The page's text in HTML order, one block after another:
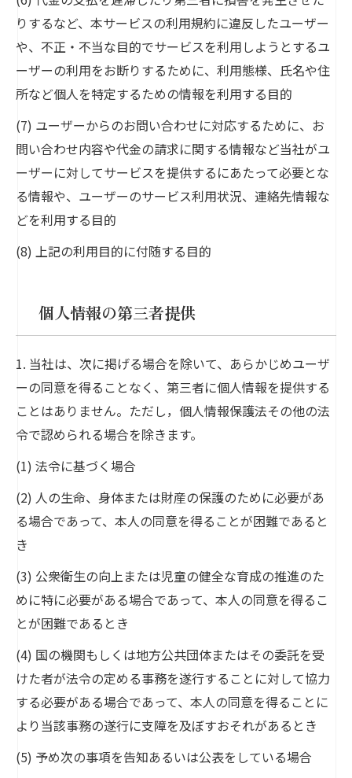
りするなど、本サービスの利用規約に違反したユーザー
や、不正・不当な目的でサービスを利用しようとするユ
ーザーの利用をお断りするために、利用態様、氏名や住
所など個人を特定するための情報を利用する目的
(7) ユーザーからのお問い合わせに対応するために、お
問い合わせ内容や代金の請求に関する情報など当社がユ
ーザーに対してサービスを提供するにあたって必要とな
る情報や、ユーザーのサービス利用状況、連絡先情報な
どを利用する目的
(8) 上記の利用目的に付随する目的
個人情報の第三者提供
1. 当社は、次に掲げる場合を除いて、あらかじめユーザ
ーの同意を得ることなく、第三者に個人情報を提供する
ことはありません。ただし，個人情報保護法その他の法
令で認められる場合を除きます。
(1) 法令に基づく場合
(2) 人の生命、身体または財産の保護のために必要があ
る場合であって、本人の同意を得ることが困難であると
き
(3) 公衆衛生の向上または児童の健全な育成の推進のた
めに特に必要がある場合であって、本人の同意を得るこ
とが困難であるとき
(4) 国の機関もしくは地方公共団体またはその委託を受
けた者が法令の定める事務を遂行することに対して協力
する必要がある場合であって、本人の同意を得ることに
より当該事務の遂行に支障を及ぼすおそれがあるとき
(5) 予め次の事項を告知あるいは公表をしている場合